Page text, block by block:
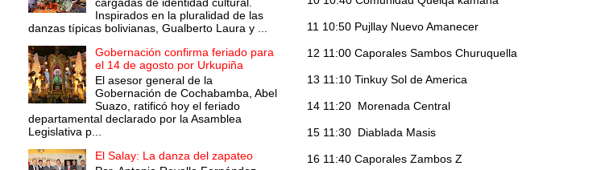
11 10:50 Pujllay Nuevo Amanecer
12 11:00 Caporales Sambos Churuquella
13 11:10 Tinkuy Sol de America
14 11:20 Morenada Central
15 11:30 Diablada Masis
16 11:40 Caporales Zambos Z
Inspirados en la pluralidad de las
danzas típicas bolivianas, Gualberto Laura y ...
Gobernación confirma feriado para
el 14 de agosto por Urkupiña
El asesor general de la
Gobernación de Cochabamba, Abel
Suazo, ratificó hoy el feriado
departamental declarado por la Asamblea
Legislativa p...
El Salay: La danza del zapateo